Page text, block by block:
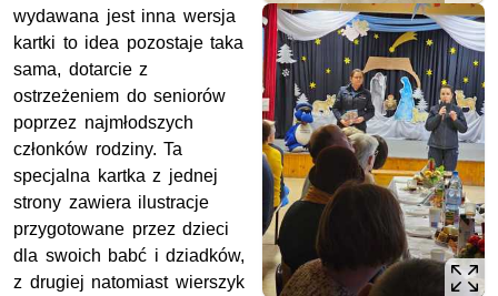
wydawana jest inna wersja
kartki to idea pozostaje taka
sama, dotarcie z
ostrzeżeniem do seniorów
poprzez najmłodszych
członków rodziny. Ta
specjalna kartka z jednej
strony zawiera ilustracje
przygotowane przez dzieci
dla swoich babć i dziadków,
z drugiej natomiast wierszyk